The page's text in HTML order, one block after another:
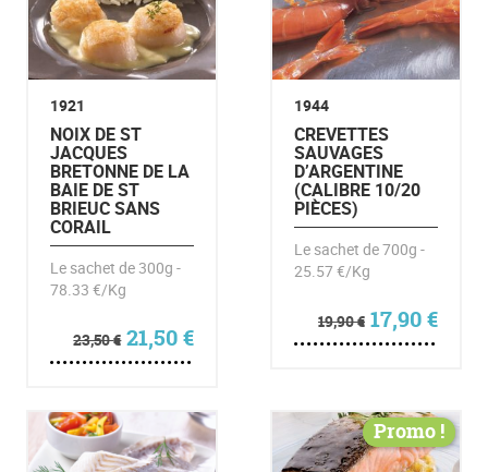
1921
NOIX DE ST
JACQUES
BRETONNE DE LA
BAIE DE ST
BRIEUC SANS
CORAIL
Le sachet de 300g -
78.33 €/Kg
23,50€ Le prix initial était : 23,50 €.
21,50€Le prix actuel est : 21,50 €.
1944
CREVETTES
SAUVAGES
D’ARGENTINE
(CALIBRE 10/20
PIÈCES)
Le sachet de 700g -
25.57 €/Kg
19,90€ Le prix
17,90€Le
Promo !